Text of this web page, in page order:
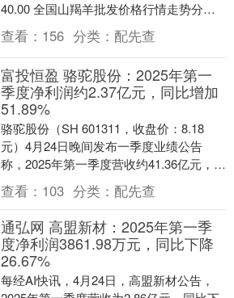
40.00 全国山羯羊批发价格行情走势分析
方圆之道 从今日全国山羯羊批....
查看： 156 分类： 配先查
富投恒盈 骆驼股份：2025年第一
季度净利润约2.37亿元，同比增加
51.89%
骆驼股份（SH 601311，收盘价：8.18
元）4月24日晚间发布一季度业绩公告
称，2025年第一季度营收约41.36亿元，同
比增加19.74%；归属于上市公....
查看： 103 分类： 配先查
通弘网 高盟新材：2025年第一季
度净利润3861.98万元，同比下降
26.67%
每经AI快讯，4月24日，高盟新材公告，